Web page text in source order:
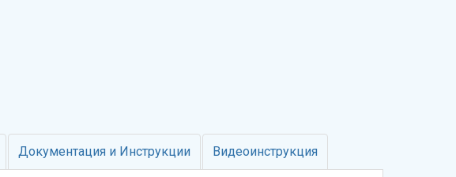
Документация и Инструкции Видеоинструкция